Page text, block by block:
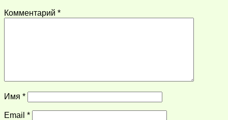
Комментарий *
Имя *
Email *